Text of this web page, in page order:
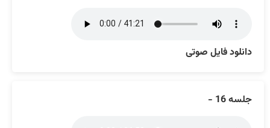
دانلود فایل صوتی
جلسه 16 -